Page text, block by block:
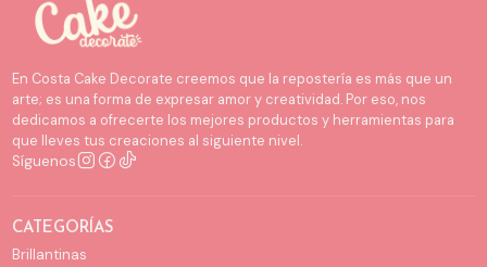
En Costa Cake Decorate creemos que la repostería es más que un
arte; es una forma de expresar amor y creatividad. Por eso, nos
dedicamos a ofrecerte los mejores productos y herramientas para
que lleves tus creaciones al siguiente nivel.
Síguenos
CATEGORÍAS
Brillantinas